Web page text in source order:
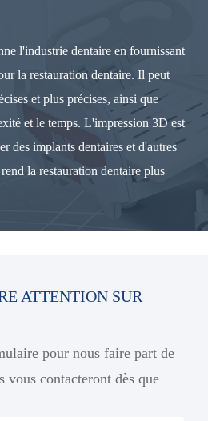
l'industrie dentaire en fournissant
la restauration dentaire. Il peut
et plus précises, ainsi que
et le temps. L'impression 3D est
des implants dentaires et d'autres
la restauration dentaire plus
ATTENTION SUR
pour nous faire part de
vous contacteront dès que